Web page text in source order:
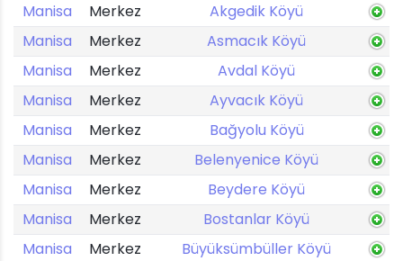
Manisa
Merkez
Akgedik Köyü
Manisa
Merkez
Asmacık Köyü
Manisa
Merkez
Avdal Köyü
Manisa
Merkez
Ayvacık Köyü
Manisa
Merkez
Bağyolu Köyü
Manisa
Merkez
Belenyenice Köyü
Manisa
Merkez
Beydere Köyü
Manisa
Merkez
Bostanlar Köyü
Manisa
Merkez
Büyüksümbüller Köyü